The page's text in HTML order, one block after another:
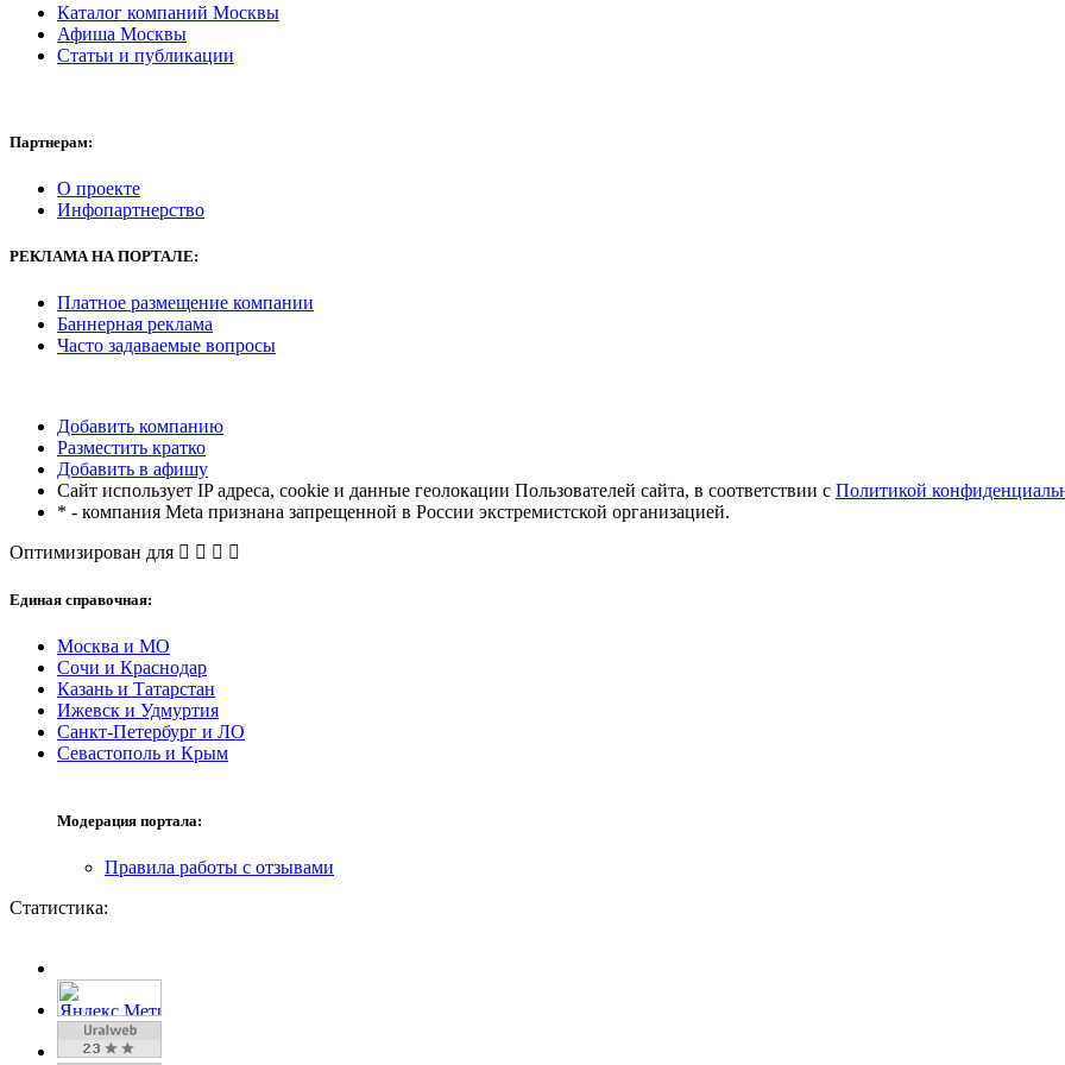
Каталог компаний Москвы
Афиша Москвы
Статьи и публикации
Партнерам:
О проекте
Инфопартнерство
РЕКЛАМАНА ПОРТАЛЕ:
Платное размещение компании
Баннерная реклама
Часто задаваемые вопросы
Добавить компанию
Разместить кратко
Добавить в афишу
Сайт использует IP адреса, cookie и данные геолокации Пользователей сайта, в соответствии с Политикой
* - компания Meta признана запрещенной в России экстремистской организацией.
Оптимизирован для
Единая справочная:
Москва и МО
Сочи и Краснодар
Казань и Татарстан
Ижевск и Удмуртия
Санкт-Петербург и ЛО
Севастополь и Крым
Модерация портала:
Правила работы с отзывами
Статистика: